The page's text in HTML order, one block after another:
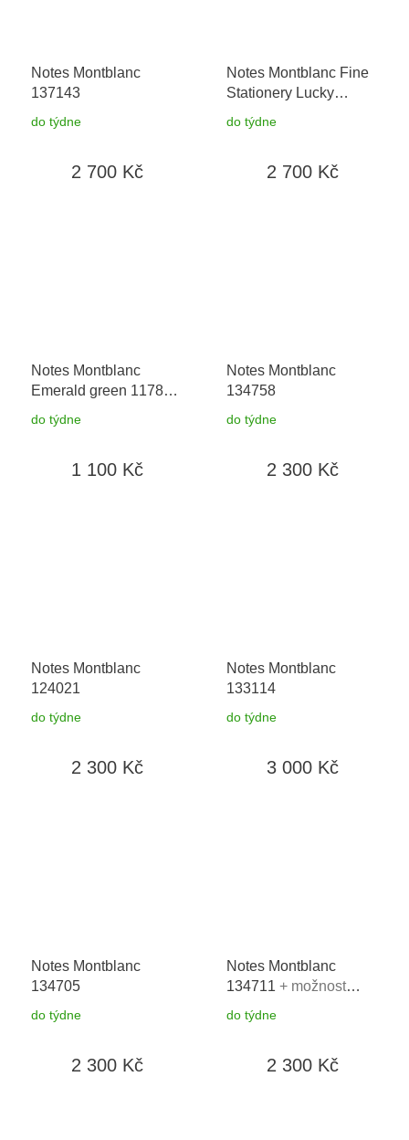
Notes Montblanc
137143
do týdne
2 700 Kč
Notes Montblanc Fine
Stationery Lucky
Orange 116224
možnost výměny do 90
do týdne
2 700 Kč
Notes Montblanc
Emerald green 117866
90 dní
do týdne
1 100 Kč
Notes Montblanc
134758
do týdne
2 300 Kč
Notes Montblanc
124021
do týdne
2 300 Kč
Notes Montblanc
133114
do týdne
3 000 Kč
Notes Montblanc
134705
do týdne
2 300 Kč
Notes Montblanc
134711 + možnost
do týdne
2 300 Kč